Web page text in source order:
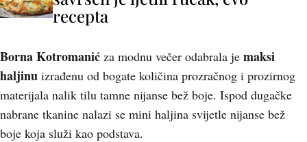
recepta
Borna Kotromanić za modnu večer odabrala je maksi
haljinu izrađenu od bogate količina prozračnog i prozirnog
materijala nalik tilu tamne nijanse bež boje. Ispod dugačke
nabrane tkanine nalazi se mini haljina svijetle nijanse bež
boje koja služi kao podstava.